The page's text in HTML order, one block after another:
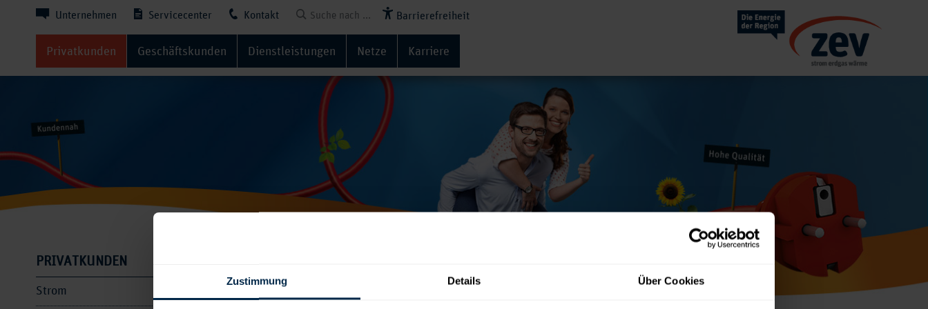
Zustimmung Details Über Cookies
Unternehmen Servicecenter Kontakt Barrierefreiheit
Privatkunden Geschäftskunden Dienstleistungen Netze Karriere
PRIVATKUNDEN
Strom